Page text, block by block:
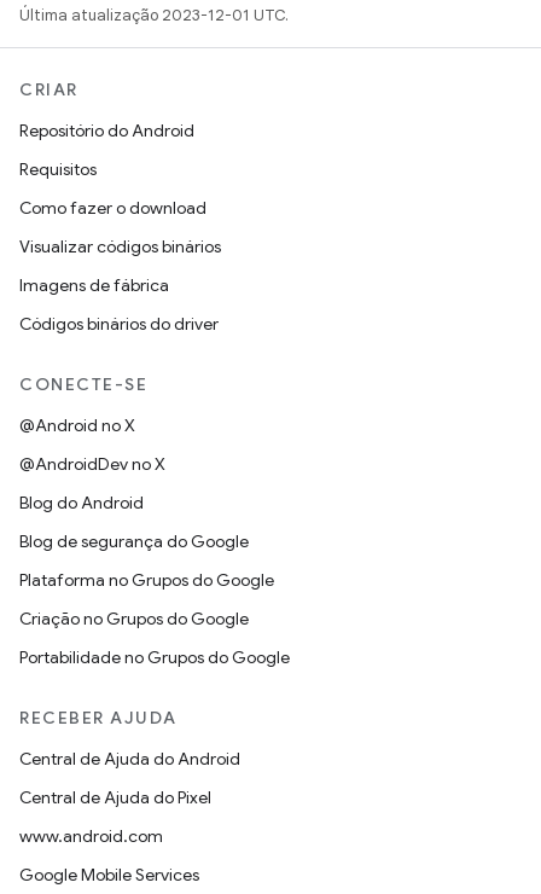
Última atualização 2023-12-01 UTC.
CRIAR
Repositório do Android
Requisitos
Como fazer o download
Visualizar códigos binários
Imagens de fábrica
Códigos binários do driver
CONECTE-SE
@Android no X
@AndroidDev no X
Blog do Android
Blog de segurança do Google
Plataforma no Grupos do Google
Criação no Grupos do Google
Portabilidade no Grupos do Google
RECEBER AJUDA
Central de Ajuda do Android
Central de Ajuda do Pixel
www.android.com
Google Mobile Services